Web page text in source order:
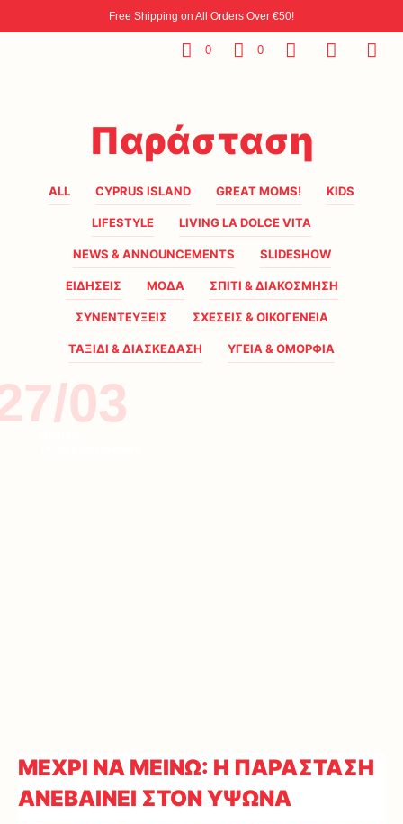
Free Shipping on All Orders Over €50!
0 0
Παράσταση
ALL CYPRUS ISLAND GREAT MOMS! KIDS
LIFESTYLE LIVING LA DOLCE VITA
NEWS & ANNOUNCEMENTS SLIDESHOW
ΕΙΔΗΣΕΙΣ ΜΟΔΑ ΣΠΙΤΙ & ΔΙΑΚΟΣΜΗΣΗ
ΣΥΝΕΝΤΕΥΞΕΙΣ ΣΧΕΣΕΙΣ & ΟΙΚΟΓΕΝΕΙΑ
ΤΑΞΙΔΙ & ΔΙΑΣΚΕΔΑΣΗ ΥΓΕΙΑ & ΟΜΟΡΦΙΑ
03
ΜΕΧΡΙ ΝΑ ΜΕΙΝΩ: Η ΠΑΡΑΣΤΑΣΗ
ΑΝΕΒΑΙΝΕΙ ΣΤΟΝ ΥΨΩΝΑ